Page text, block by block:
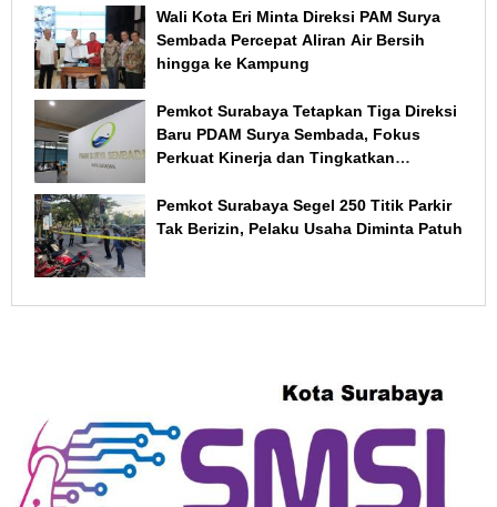
Wali Kota Eri Minta Direksi PAM Surya
Sembada Percepat Aliran Air Bersih
hingga ke Kampung
Pemkot Surabaya Tetapkan Tiga Direksi
Baru PDAM Surya Sembada, Fokus
Perkuat Kinerja dan Tingkatkan
Pemkot Surabaya Segel 250 Titik Parkir
Tak Berizin, Pelaku Usaha Diminta Patuh